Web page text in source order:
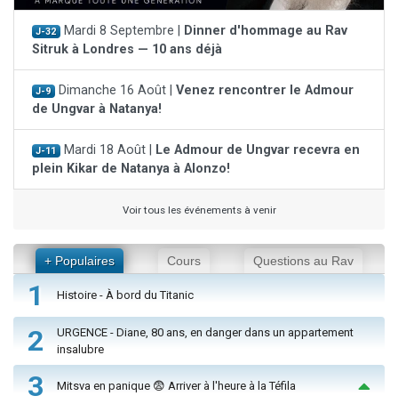
J-32 Mardi 8 Septembre |
Dinner d'hommage au Rav
Sitruk à Londres — 10 ans déjà
J-9 Dimanche 16 Août | Venez rencontrer le Admour
de Ungvar à Natanya!
J-11 Mardi 18 Août |
Le Admour de Ungvar recevra en
plein Kikar de Natanya à Alonzo!
Voir tous les événements à venir
+ Populaires Cours Questions au Rav
1 Histoire - À bord du Titanic
2
URGENCE - Diane, 80 ans, en danger dans un appartement
insalubre
3 Mitsva en panique 😨 Arriver à l'heure à la Téfila